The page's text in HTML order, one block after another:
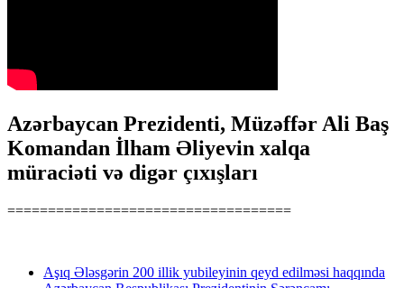
Azərbaycan Prezidenti, Müzəffər Ali Baş
Komandan İlham Əliyevin xalqa
müraciəti və digər çıxışları
===================================
Aşıq Ələsgərin 200 illik yubileyinin qeyd edilməsi haqqında